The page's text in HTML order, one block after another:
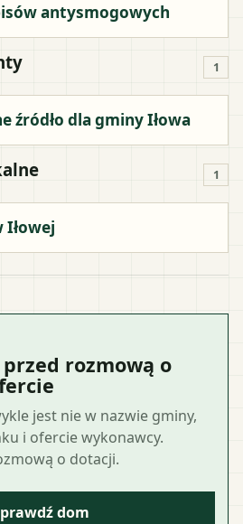
antysmogowych
1
źródło dla gminy Iłowa
1
Iłowej
rozmową o
jest nie w nazwie gminy,
i ofercie wykonawcy.
o dotacji.
dom